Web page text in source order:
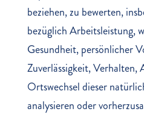
beziehen, zu bewerten,
bezüglich Arbeitsleistung,
Gesundheit, persönlicher
Zuverlässigkeit,
Ortswechsel dieser
analysieren oder